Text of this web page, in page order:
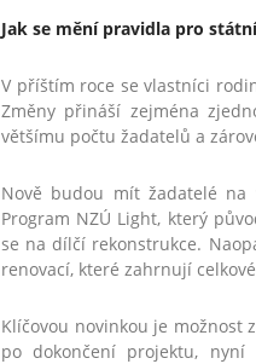
Jak se mění pravidla pro
V příštím roce se vlastníci
Změny přináší zejména
většímu počtu žadatelů a
Nově budou mít žadatelé
Program NZÚ Light, který
se na dílčí rekonstrukce.
renovací, které zahrnují
Klíčovou novinkou je možnost
po dokončení projektu,